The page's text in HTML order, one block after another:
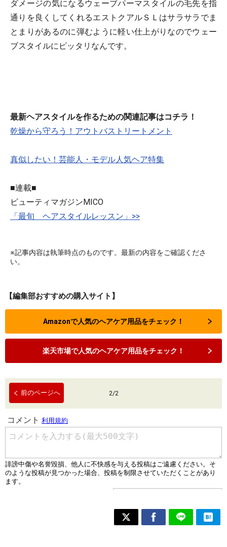
ダメージの気になるウェーブパーマスタイルの毛先を指
通りを良くしてくれるエストクアルＳＬはサラサラでま
とまりがあるのに弾むように軽い仕上がりなのでウェー
ブスタイルにピッタリなんです。
最新ヘアスタイルを作るための関連記事はコチラ！
乾燥から守ろう！アウトバストリートメント
真似したい！芸能人・モデル人気ヘア特集
■連載■
ビューティマガジンMICO
「最旬 ヘアスタイルレッスン」>>
※記事内容は執筆時点のものです。最新の内容をご確認くださ
い。
【編集部おすすめの購入サイト】
Amazonで人気のヘアケア用品をチェック！
楽天市場で人気のヘアケア用品をチェック！
前のページへ 2/2